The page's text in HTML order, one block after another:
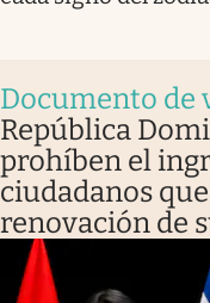
Documento de
República
prohíben el
ciudadanos
renovación de